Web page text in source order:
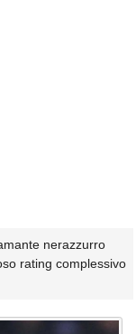
nerazzurro
rating complessivo